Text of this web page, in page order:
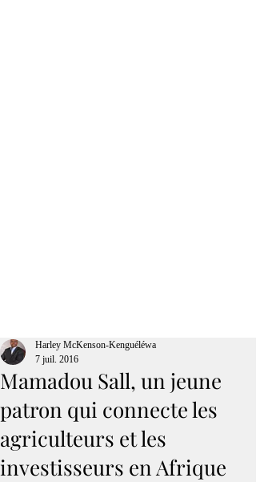
Mamadou Sall, un jeune
patron qui connecte les
agriculteurs et les
investisseurs en Afrique
Harley McKenson-Kenguéléwa
7 juil. 2016